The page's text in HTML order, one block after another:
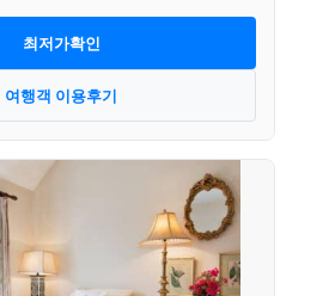
최저가확인
여행객 이용후기